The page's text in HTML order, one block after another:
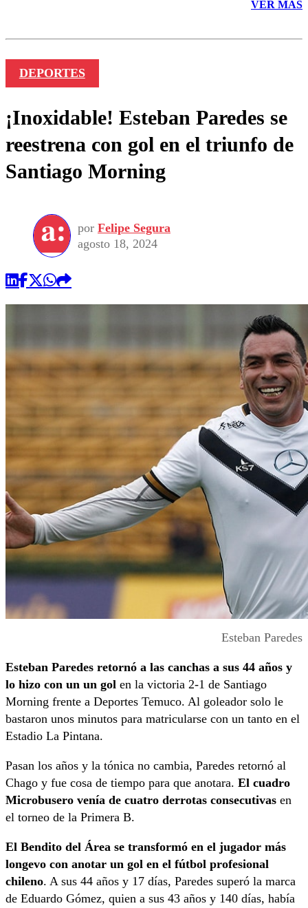
VER MÁS
DEPORTES
¡Inoxidable! Esteban Paredes se
reestrena con gol en el triunfo de
Santiago Morning
por Felipe Segura
agosto 18, 2024
Esteban Paredes
Esteban Paredes retornó a las canchas a sus 44 años y
lo hizo con un un gol en la victoria 2-1 de Santiago
Morning frente a Deportes Temuco. Al goleador solo le
bastaron unos minutos para matricularse con un tanto en el
Estadio La Pintana.
Pasan los años y la tónica no cambia, Paredes retornó al
Chago y fue cosa de tiempo para que anotara. El cuadro
Microbusero venía de cuatro derrotas consecutivas en
el torneo de la Primera B.
El Bendito del Área se transformó en el jugador más
longevo con anotar un gol en el fútbol profesional
chileno. A sus 44 años y 17 días, Paredes superó la marca
de Eduardo Gómez, quien a sus 43 años y 140 días, había